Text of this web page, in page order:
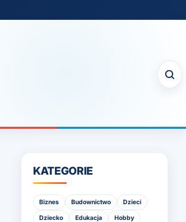
KATEGORIE
Biznes Budownictwo Dzieci
Dziecko Edukacja Hobby